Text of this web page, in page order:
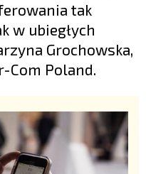
tak
w ubiegłych
Grochowska,
Com Poland.